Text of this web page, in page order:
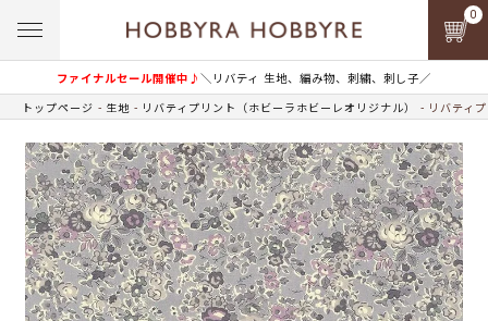
ファイナルセール開催中♪＼リバティ 生地、編み物、刺繍、刺し子／
0
トップページ 生地 リバティプリント（ホビーラホビーレオリジナル） リバティ